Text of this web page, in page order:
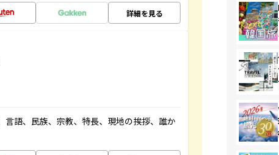
詳細を見る
語、民族、宗教、特長、現地の挨拶、誰か